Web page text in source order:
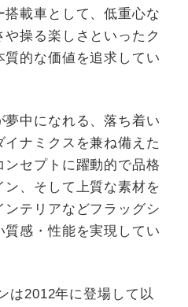
載車として、低重心な
操る楽しさといったク
的な価値を追求してい
夢中になれる、落ち着い
ナミクスを兼ね備えた
ンセプトに躍動的で品格
、そして上質な素材を
テリアなどフラッグシ
質感・性能を実現してい
は2012年に登場して以